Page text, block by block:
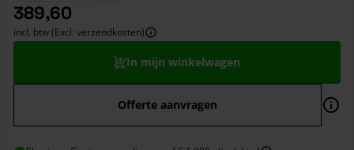
389,60
incl. btw (Excl. verzendkosten)
In mijn winkelwagen
Offerte aanvragen